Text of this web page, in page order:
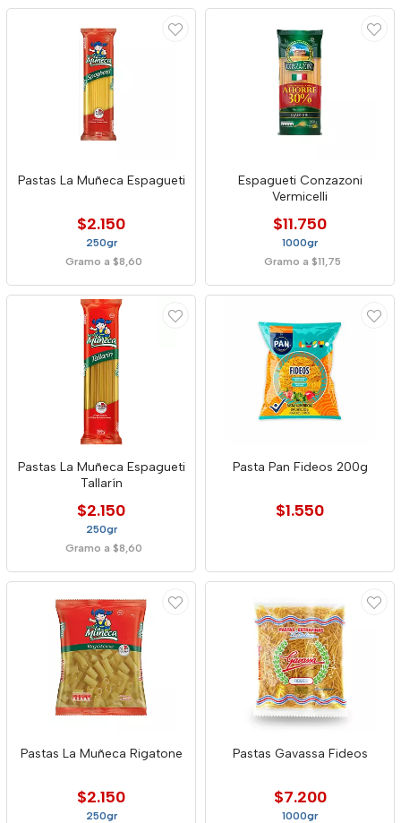
Pastas La Muñeca Espagueti
$2.150
250gr
Gramo a $8,60
Espagueti Conzazoni
Vermicelli
$11.750
1000gr
Gramo a $11,75
Pastas La Muñeca Espagueti
Tallarín
$2.150
250gr
Gramo a $8,60
Pasta Pan Fideos 200g
$1.550
Pastas La Muñeca Rigatone
$2.150
250gr
Pastas Gavassa Fideos
$7.200
1000gr